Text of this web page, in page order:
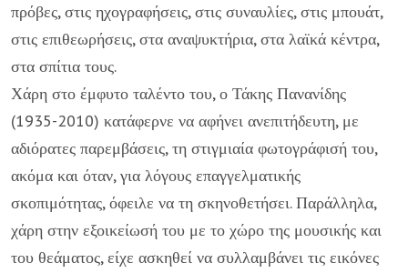
πρόβες, στις ηχογραφήσεις, στις συναυλίες, στις μπουάτ,
στις επιθεωρήσεις, στα αναψυκτήρια, στα λαϊκά κέντρα,
στα σπίτια τους.
Χάρη στο έμφυτο ταλέντο του, ο Τάκης Πανανίδης
(1935-2010) κατάφερνε να αφήνει ανεπιτήδευτη, με
αδιόρατες παρεμβάσεις, τη στιγμιαία φωτογράφισή του,
ακόμα και όταν, για λόγους επαγγελματικής
σκοπιμότητας, όφειλε να τη σκηνοθετήσει. Παράλληλα,
χάρη στην εξοικείωσή του με το χώρο της μουσικής και
του θεάματος, είχε ασκηθεί να συλλαμβάνει τις εικόνες